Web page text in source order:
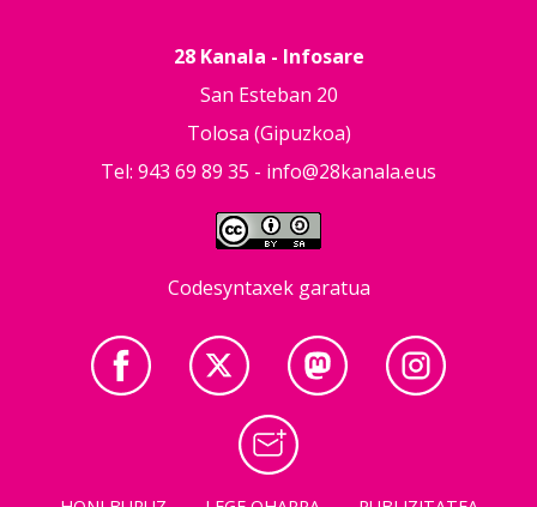
28 Kanala - Infosare
San Esteban 20
Tolosa (Gipuzkoa)
Tel: 943 69 89 35 - info@28kanala.eus
Codesyntaxek garatua